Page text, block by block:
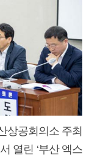
상공회의소 주최
열린 ‘부산 엑스